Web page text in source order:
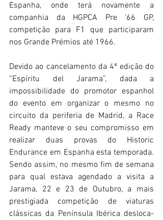
Espanha, onde terá novamente a
companhia da HGPCA Pre ’66 GP,
competição para F1 que participaram
nos Grande Prémios até 1966.
Devido ao cancelamento da 4ª edição do
“Espíritu del Jarama”, dada a
impossibilidade do promotor espanhol
do evento em organizar o mesmo no
circuito da periferia de Madrid, a Race
Ready manteve o seu compromisso em
realizar duas provas do Historic
Endurance em Espanha esta temporada.
Sendo assim, no mesmo fim de semana
para qual estava agendado a visita a
Jarama, 22 e 23 de Outubro, a mais
prestigiada competição de viaturas
clássicas da Península Ibérica desloca-